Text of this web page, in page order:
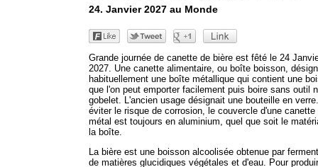
24. Janvier 2027 au Monde
Grande journée de canette de bière est fêté le 24
2027. Une canette alimentaire, ou boîte boisson,
habituellement une boîte métallique qui contient une
que l'on peut emporter facilement puis boire sans outil
gobelet. L'ancien usage désignait une bouteille en
éviter le risque de corrosion, le couvercle d'une canette
métal est toujours en aluminium, quel que soit le
la boîte.
La bière est une boisson alcoolisée obtenue par
de matières glucidiques végétales et d'eau. Pour